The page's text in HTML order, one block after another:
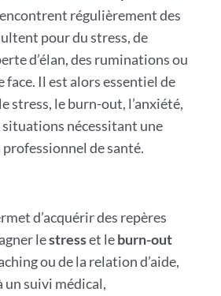
régulièrement des
pour du stress, de
d’élan, des ruminations ou
Il est alors essentiel de
stress, le burn-out, l’anxiété,
situations nécessitant une
de santé.
d’acquérir des repères
lestresset leburn-out
ou de la relation d’aide,
un suivi médical,